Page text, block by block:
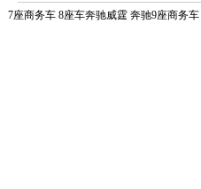
7座商务车 8座车奔驰威霆 奔驰9座商务车